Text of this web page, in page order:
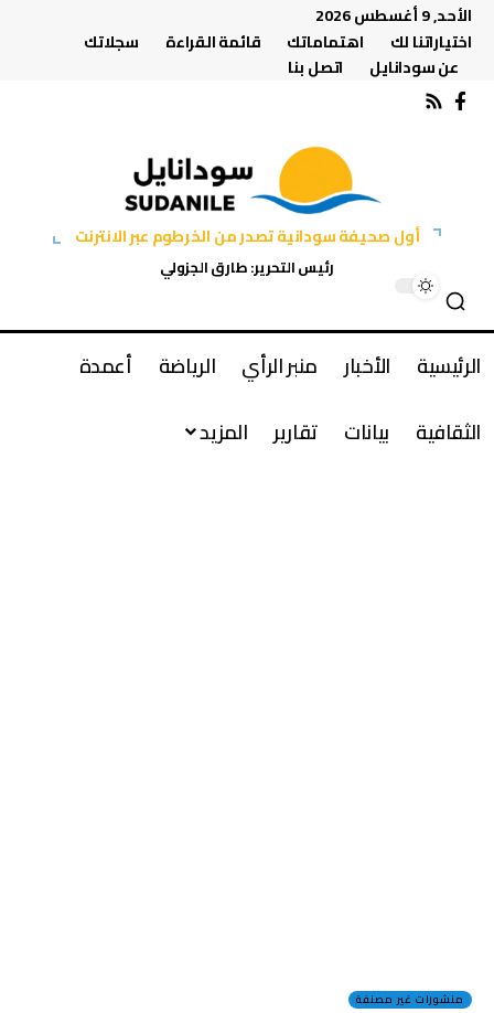
الأحد, 9 أغسطس 2026
اختياراتنا لك
اهتماماتك قائمة القراءة
سجلاتك
عن سودانايل
اتصل بنا
أول صحيفة سودانية تصدر من الخرطوم عبر الانترنت
رئيس التحرير: طارق الجزولي
الرئيسية الأخبار منبر الرأي الرياضة
أعمدة
الثقافية
بيانات تقارير المزيد
منشورات غير مصنفة